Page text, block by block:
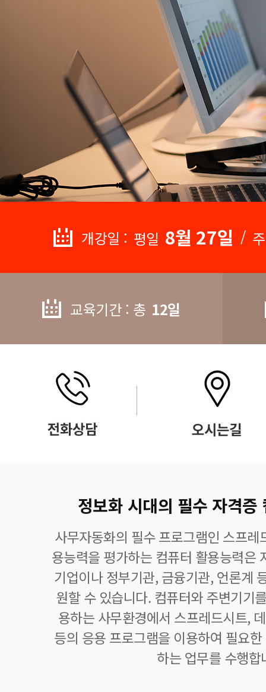
개강일 : 평일 8월 27일 /
교육기간 : 총 12일
정보화 시대의 필수 자격증
사무자동화의 필수 프로그램인 스프
용능력을 평가하는 컴퓨터 활용능력은
기업이나 정부기관, 금융기관, 언론계
원할 수 있습니다. 컴퓨터와 주변기기
용하는 사무환경에서 스프레드시트,
등의 응용 프로그램을 이용하여 필요
하는 업무를 수행합